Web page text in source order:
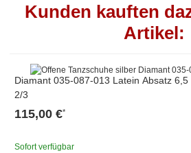
Kunden kauften
Artikel:
Diamant 035-087-013 Latein Absatz 6,5
2/3
115,00 €*
Sofort verfügbar